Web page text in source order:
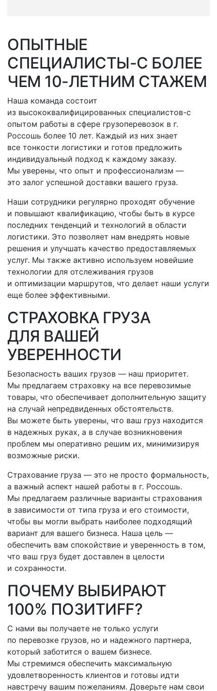
ОПЫТНЫЕ
СПЕЦИАЛИСТЫ-С БОЛЕЕ
ЧЕМ 10-ЛЕТНИМ СТАЖЕМ
Наша команда состоит
из высококвалифицированных специалистов-с
опытом работы в сфере грузоперевозок в г.
Россошь более 10 лет. Каждый из них знает
все тонкости логистики и готов предложить
индивидуальный подход к каждому заказу.
Мы уверены, что опыт и профессионализм —
это залог успешной доставки вашего груза.
Наши сотрудники регулярно проходят обучение
и повышают квалификацию, чтобы быть в курсе
последних тенденций и технологий в области
логистики. Это позволяет нам внедрять новые
решения и улучшать качество предоставляемых
услуг. Мы также активно используем новейшие
технологии для отслеживания грузов
и оптимизации маршрутов, что делает наши услуги
еще более эффективными.
СТРАХОВКА ГРУЗА
ДЛЯ ВАШЕЙ
УВЕРЕННОСТИ
Безопасность ваших грузов — наш приоритет.
Мы предлагаем страховку на все перевозимые
товары, что обеспечивает дополнительную защиту
на случай непредвиденных обстоятельств.
Вы можете быть уверены, что ваш груз находится
в надежных руках, а в случае возникновения
проблем мы оперативно решим их, минимизируя
возможные риски.
Страхование груза — это не просто формальность,
а важный аспект нашей работы в г. Россошь.
Мы предлагаем различные варианты страхования
в зависимости от типа груза и его стоимости,
чтобы вы могли выбрать наиболее подходящий
вариант для вашего бизнеса. Наша цель —
обеспечить вам спокойствие и уверенность в том,
что ваш груз будет доставлен в целости
и сохранности.
ПОЧЕМУ ВЫБИРАЮТ
100% ПОЗИТИFF?
С нами вы получаете не только услуги
по перевозке грузов, но и надежного партнера,
который заботится о вашем бизнесе.
Мы стремимся обеспечить максимальную
удовлетворенность клиентов и готовы идти
навстречу вашим пожеланиям. Доверьте нам свои